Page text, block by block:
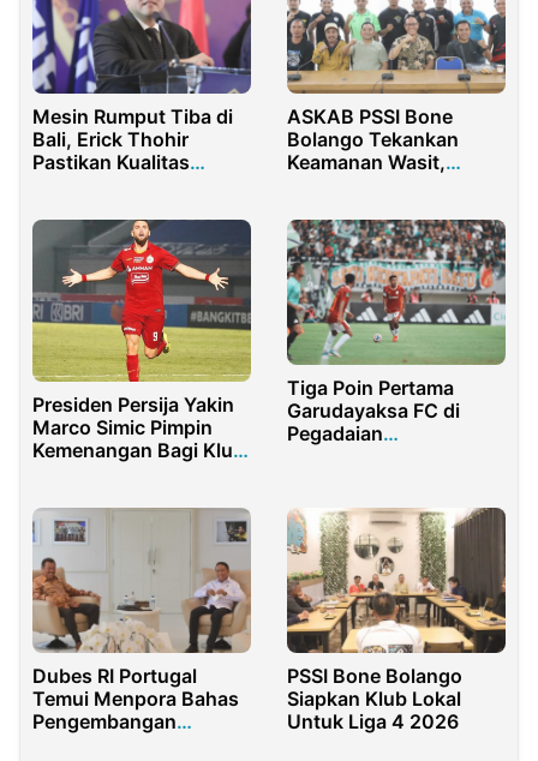
Mesin Rumput Tiba di
Bali, Erick Thohir
Pastikan Kualitas
ASKAB PSSI Bone
Bolango Tekankan
Keamanan Wasit,
Presiden Persija Yakin
Marco Simic Pimpin
Kemenangan Bagi Klub
Tiga Poin Pertama
Garudayaksa FC di
Pegadaian
Dubes RI Portugal
Temui Menpora Bahas
Pengembangan
PSSI Bone Bolango
Siapkan Klub Lokal
Untuk Liga 4 2026